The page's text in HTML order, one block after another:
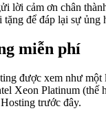
lời cảm ơn chân
để đáp lại sự ủng
miễn phí
được xem như
Xeon Platinum
trước đây.